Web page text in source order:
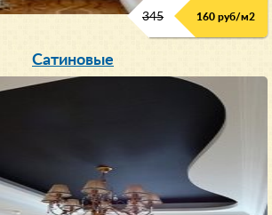
345 160 руб/м2
Сатиновые